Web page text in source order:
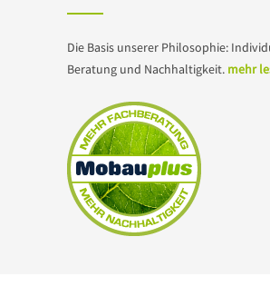
Die Basis unserer Philosophie:
Beratung und Nachhaltigkeit. mehr